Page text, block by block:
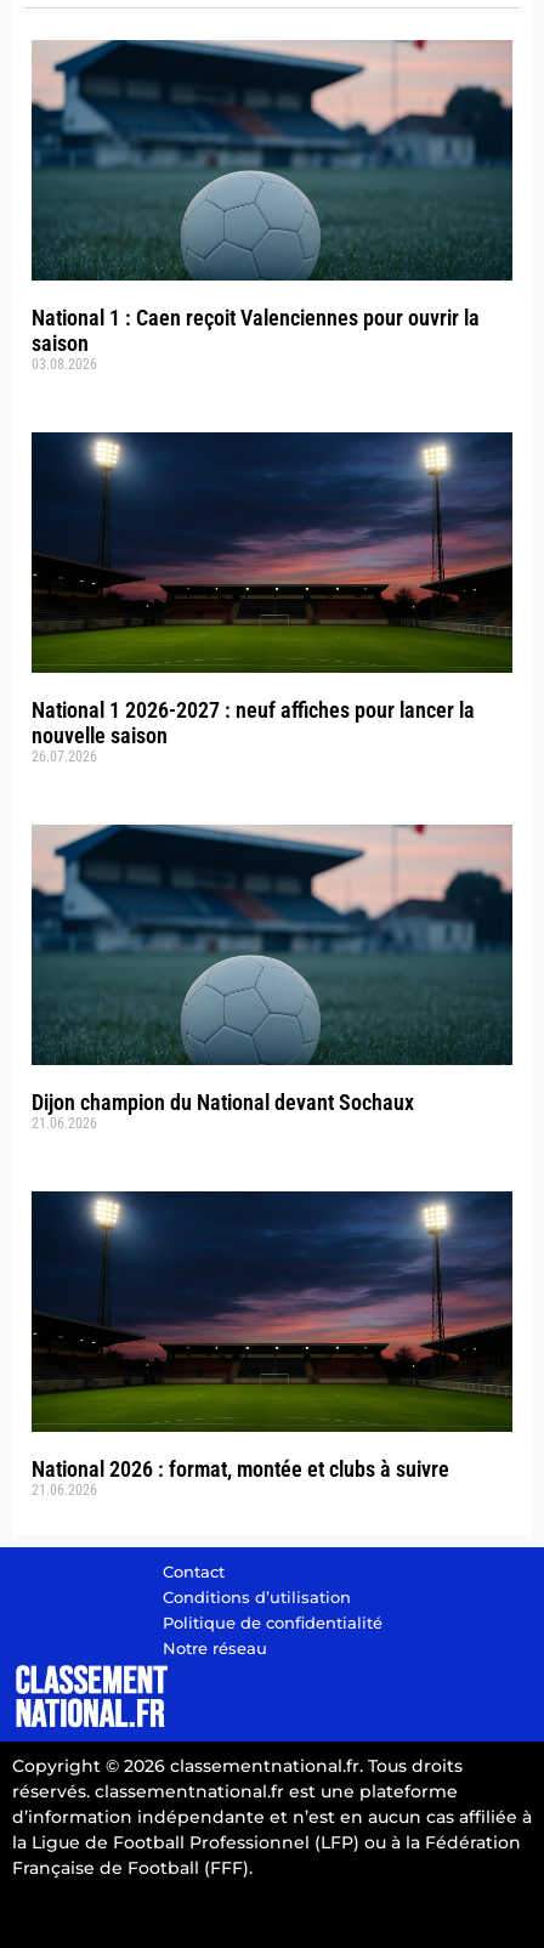
National 1 : Caen reçoit Valenciennes pour ouvrir la
saison
03.08.2026
National 1 2026-2027 : neuf affiches pour lancer la
nouvelle saison
26.07.2026
Dijon champion du National devant Sochaux
21.06.2026
National 2026 : format, montée et clubs à suivre
21.06.2026
Contact
Conditions d’utilisation
Politique de confidentialité
Notre réseau
Copyright © 2026 classementnational.fr. Tous droits
réservés. classementnational.fr est une plateforme
d’information indépendante et n’est en aucun cas affiliée à
la Ligue de Football Professionnel (LFP) ou à la Fédération
Française de Football (FFF).